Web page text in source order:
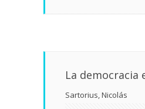
La democracia
Sartorius, Nicolás